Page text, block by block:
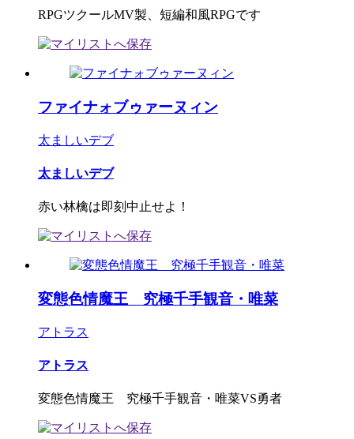
RPGツクールMV製、短編和風RPGです
ファイナォブゥァーヌィン
太ましいデブ
太ましいデブ
赤い林檎は即刻中止せよ！
変態色情魔王 究極千手観音・唯菜
アトラス
アトラス
変態色情魔王 究極千手観音・唯菜VS勇者